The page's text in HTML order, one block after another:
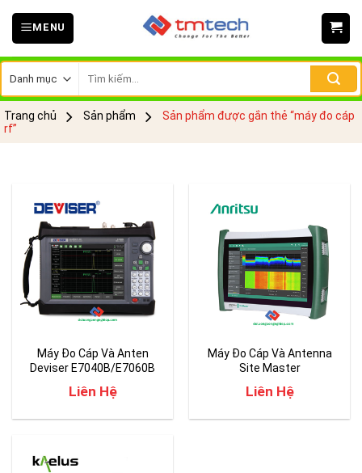
Skip
MENU
kiếm:
Trang chủ Sản phẩm
Sản phẩm được gắn thẻ “máy đo cáp
rf”
Máy Đo Cáp Và Anten
Deviser E7040B/E7060B
Liên Hệ
Máy Đo Cáp Và Antenna
Site Master
Liên Hệ